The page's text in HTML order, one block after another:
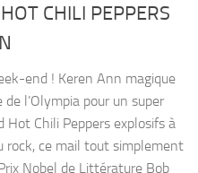
CHILI PEPPERS
end ! Keren Ann magique
l’Olympia pour un super
Hot Chili Peppers explosifs à
rock, ce mail tout simplement
Nobel de Littérature Bob